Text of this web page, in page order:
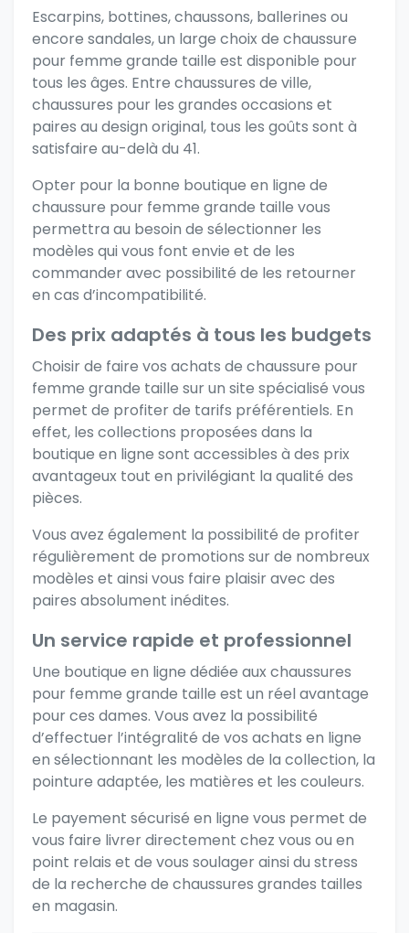
Escarpins, bottines, chaussons, ballerines ou
encore sandales,un large choix de chaussure
pour femme grande taille est disponible pour
tous les âges. Entre chaussures de ville,
chaussures pour les grandes occasions et
paires au design original, tous les goûts sont à
satisfaire au-delà du 41.
Opter pour la bonne boutique en ligne de
chaussure pour femme grande taille vous
permettra au besoin de sélectionner les
modèles qui vous font envie et de les
commander avec possibilité de les retourner
en cas d’incompatibilité.
Des prix adaptés à tous les budgets
Choisir de faire vos achats de chaussure pour
femme grande taille sur un site spécialisé vous
permet de profiter de tarifs préférentiels. En
effet, les collections proposées dans la
boutique en ligne sont accessibles à des prix
avantageux tout en privilégiant la qualité des
pièces.
Vous avez également la possibilité de profiter
régulièrement de promotions sur de nombreux
modèles et ainsi vous faire plaisir avec des
paires absolument inédites.
Un service rapide et professionnel
Une boutique en ligne dédiée aux chaussures
pour femme grande taille est un réel avantage
pour ces dames. Vous avez la possibilité
d’effectuer l’intégralité de vos achats en ligne
en sélectionnant les modèles de la collection, la
pointure adaptée, les matières et les couleurs.
Le payement sécurisé en ligne vous permet de
vous faire livrer directement chez vous ou en
point relais et de vous soulager ainsi du stress
de la recherche de chaussures grandes tailles
en magasin.